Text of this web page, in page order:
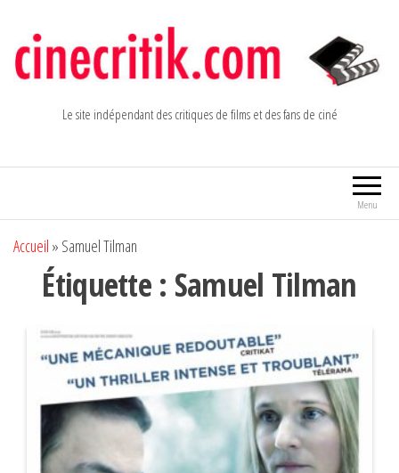
contenu
Le site indépendant des critiques de films et des fans de ciné
Menu
Accueil » Samuel Tilman
Étiquette : Samuel Tilman